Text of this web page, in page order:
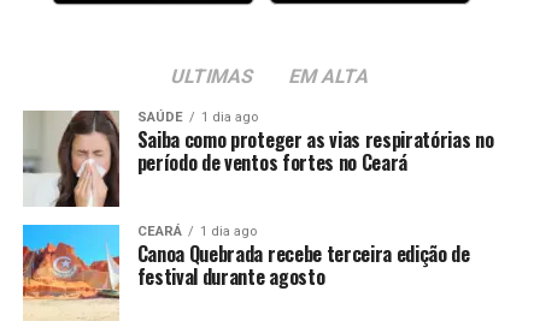
ULTIMAS EM ALTA
SAÚDE 1 dia ago
Saiba como proteger as vias respiratórias no
período de ventos fortes no Ceará
CEARÁ 1 dia ago
Canoa Quebrada recebe terceira edição de
festival durante agosto